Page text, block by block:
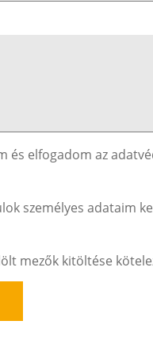
és elfogadom az
személyes adataim
mezők kitöltése